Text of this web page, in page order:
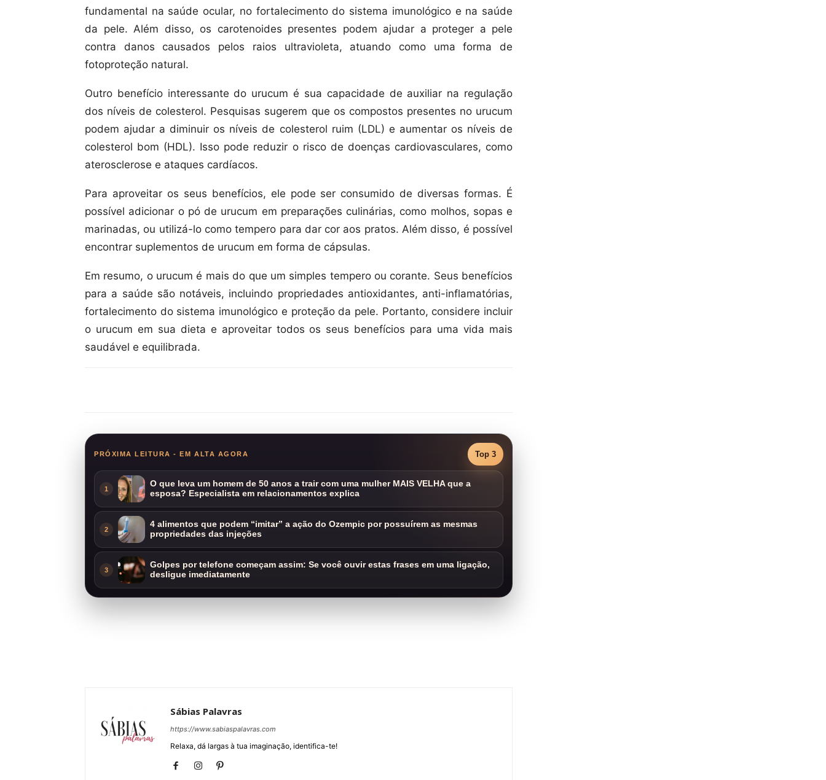
fundamental na saúde ocular, no fortalecimento do sistema imunológico e na saúde
da pele. Além disso, os carotenoides presentes podem ajudar a proteger a pele
contra danos causados pelos raios ultravioleta, atuando como uma forma de
fotoproteção natural.
Outro benefício interessante do urucum é sua capacidade de auxiliar na regulação
dos níveis de colesterol. Pesquisas sugerem que os compostos presentes no urucum
podem ajudar a diminuir os níveis de colesterol ruim (LDL) e aumentar os níveis de
colesterol bom (HDL). Isso pode reduzir o risco de doenças cardiovasculares, como
aterosclerose e ataques cardíacos.
Para aproveitar os seus benefícios, ele pode ser consumido de diversas formas. É
possível adicionar o pó de urucum em preparações culinárias, como molhos, sopas e
marinadas, ou utilizá-lo como tempero para dar cor aos pratos. Além disso, é possível
encontrar suplementos de urucum em forma de cápsulas.
Em resumo, o urucum é mais do que um simples tempero ou corante. Seus benefícios
para a saúde são notáveis, incluindo propriedades antioxidantes, anti-inflamatórias,
fortalecimento do sistema imunológico e proteção da pele. Portanto, considere incluir
o urucum em sua dieta e aproveitar todos os seus benefícios para uma vida mais
saudável e equilibrada.
PRÓXIMA LEITURA - EM ALTA AGORA Top 3
1
O que leva um homem de 50 anos a trair com uma mulher MAIS VELHA que a
esposa? Especialista em relacionamentos explica
2
4 alimentos que podem “imitar” a ação do Ozempic por possuírem as mesmas
propriedades das injeções
3
Golpes por telefone começam assim: Se você ouvir estas frases em uma ligação,
desligue imediatamente
Sábias Palavras
https://www.sabiaspalavras.com
Relaxa, dá largas à tua imaginação, identifica-te!